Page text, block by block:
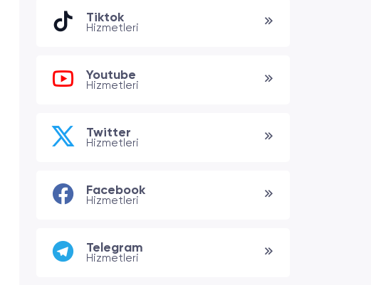
Tiktok
Hizmetleri
Youtube
Hizmetleri
Twitter
Hizmetleri
Facebook
Hizmetleri
Telegram
Hizmetleri